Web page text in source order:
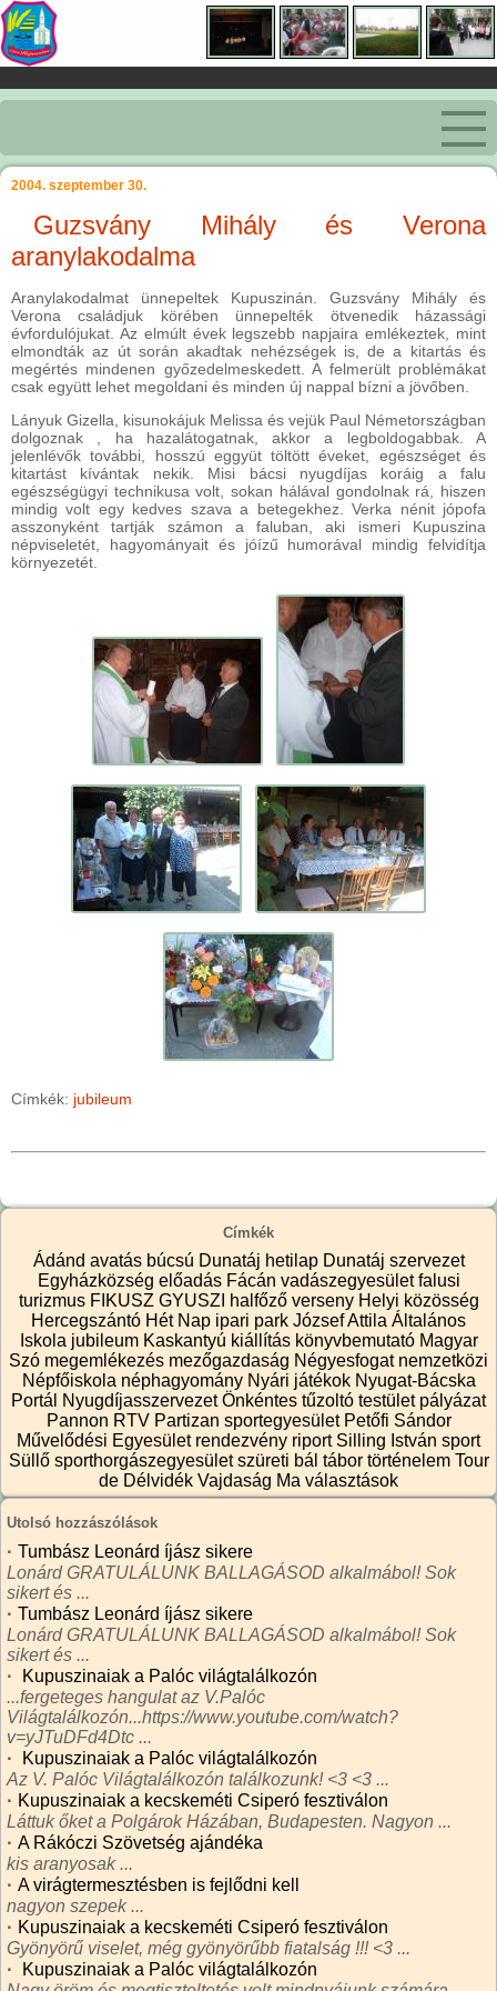
2004. szeptember 30.
Guzsvány Mihály és Verona
aranylakodalma
Aranylakodalmat ünnepeltek Kupuszinán. Guzsvány Mihály és
Verona családjuk körében ünnepelték ötvenedik házassági
évfordulójukat. Az elmúlt évek legszebb napjaira emlékeztek, mint
elmondták az út során akadtak nehézségek is, de a kitartás és
megértés mindenen győzedelmeskedett. A felmerült problémákat
csak együtt lehet megoldani és minden új nappal bízni a jövőben.
Lányuk Gizella, kisunokájuk Melissa és vejük Paul Németországban
dolgoznak , ha hazalátogatnak, akkor a legboldogabbak. A
jelenlévők további, hosszú eggyüt töltött éveket, egészséget és
kitartást kívántak nekik. Misi bácsi nyugdíjas koráig a falu
egészségügyi technikusa volt, sokan hálával gondolnak rá, hiszen
mindig volt egy kedves szava a betegekhez. Verka nénit jópofa
asszonyként tartják számon a faluban, aki ismeri Kupuszina
népviseletét, hagyományait és jóízű humorával mindig felvidítja
környezetét.
Címkék: jubileum
Címkék
Ádánd avatás búcsú Dunatáj hetilap Dunatáj szervezet
Egyházközség előadás Fácán vadászegyesületfalusi
turizmus FIKUSZ GYUSZI halfőző verseny Helyi közösség
Hercegszántó Hét Nap ipari park József Attila Általános
Iskola jubileum Kaskantyú kiállítás könyvbemutató Magyar
Szó megemlékezés mezőgazdaság Négyesfogat nemzetközi
Népfőiskola néphagyomány Nyári játékok Nyugat-Bácska
Portál
NyugdíjasszervezetÖnkéntes tűzoltó testület pályázat
Pannon RTV Partizan sportegyesület Petőfi Sándor
Művelődési Egyesület rendezvény riport Silling István sport
Süllő sporthorgászegyesületszüreti bál tábor történelem Tour
de Délvidék Vajdaság Ma választások
Utolsó hozzászólások
· Tumbász Leonárd íjász sikere
Lonárd GRATULÁLUNK BALLAGÁSOD alkalmábol! Sok
sikert és ...
· Tumbász Leonárd íjász sikere
Lonárd GRATULÁLUNK BALLAGÁSOD alkalmábol! Sok
sikert és ...
·
Kupuszinaiak a Palóc világtalálkozón
...fergeteges hangulat az V.Palóc
Világtalálkozón...https://www.youtube.com/watch?
v=yJTuDFd4Dtc ...
·
Kupuszinaiak a Palóc világtalálkozón
Az V. Palóc Világtalálkozón találkozunk! <3 <3 ...
· Kupuszinaiak a kecskeméti Csiperó fesztiválon
Láttuk őket a Polgárok Házában, Budapesten. Nagyon ...
· A Rákóczi Szövetség ajándéka
kis aranyosak ...
· A virágtermesztésben is fejlődni kell
nagyon szepek ...
· Kupuszinaiak a kecskeméti Csiperó fesztiválon
Gyönyörű viselet, még gyönyörűbb fiatalság !!! <3 ...
·
Kupuszinaiak a Palóc világtalálkozón